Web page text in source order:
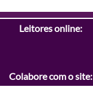
Leitores online:
Colabore com o site: